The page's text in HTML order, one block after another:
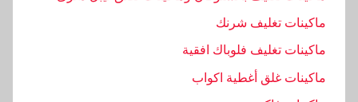
ماكينات تغليف شرنك
ماكينات تغليف فلوباك افقية
ماكينات غلق أغطية اكواب